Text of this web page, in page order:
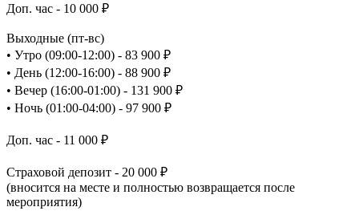
Доп. час - 10 000 ₽
Выходные (пт-вс)
• Утро (09:00-12:00) - 83 900 ₽
• День (12:00-16:00) - 88 900 ₽
• Вечер (16:00-01:00) - 131 900 ₽
• Ночь (01:00-04:00) - 97 900 ₽
Доп. час - 11 000 ₽
Страховой депозит - 20 000 ₽
(вносится на месте и полностью возвращается после
мероприятия)